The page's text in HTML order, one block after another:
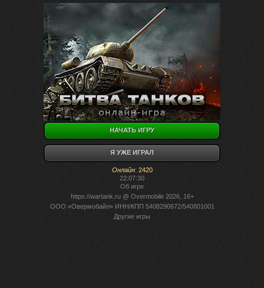
НАЧАТЬ ИГРУ
Я УЖЕ ИГРАЛ
Онлайн: 2420
22:07:30
Об игре
https://wartank.ru@ Overmobile 2026, 16+
ООО «Овермобайл» ИНН/КПП 5408290672/540801001
Другие игры